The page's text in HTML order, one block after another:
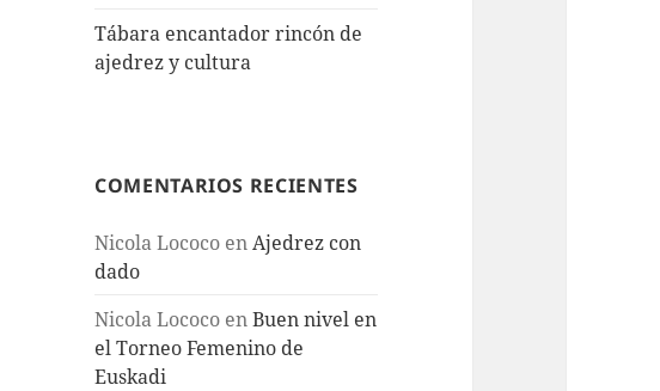
Tábara encantador rincón de
ajedrez y cultura
COMENTARIOS RECIENTES
Nicola Lococo enAjedrez con
dado
Nicola Lococo enBuen nivel en
el Torneo Femenino de
Euskadi